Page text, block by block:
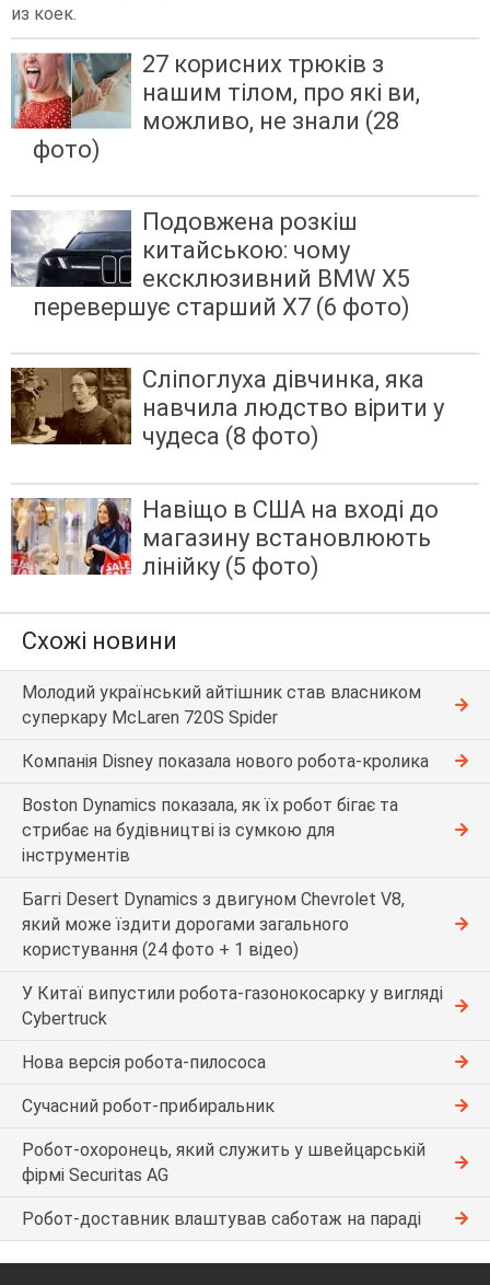
из коек.
27 корисних трюків з
нашим тілом, про які ви,
можливо, не знали (28
фото)
Подовжена розкіш
китайською: чому
ексклюзивний BMW X5
перевершує старший X7 (6 фото)
Сліпоглуха дівчинка, яка
навчила людство вірити у
чудеса (8 фото)
Навіщо в США на вході до
магазину встановлюють
лінійку (5 фото)
Схожі новини
Молодий український айтішник став власником
суперкару McLaren 720S Spider
Компанія Disney показала нового робота-кролика
Boston Dynamics показала, як їх робот бігає та
стрибає на будівництві із сумкою для
інструментів
Баггі Desert Dynamics з двигуном Chevrolet V8,
який може їздити дорогами загального
користування (24 фото + 1 відео)
У Китаї випустили робота-газонокосарку у вигляді
Cybertruck
Нова версія робота-пилососа
Сучасний робот-прибиральник
Робот-охоронець, який служить у швейцарській
фірмі Securitas AG
Робот-доставник влаштував саботаж на параді